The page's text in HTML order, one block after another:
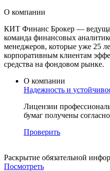
О компании
КИТ Финанс Брокер —
команда финансовых
менеджеров, которые уже 25
корпоративным клиентам
средства на фондовом рынке.
О компании
Надежность и
Лицензии
бумаг получены
Проверить
Раскрытие обязательной
Посмотреть